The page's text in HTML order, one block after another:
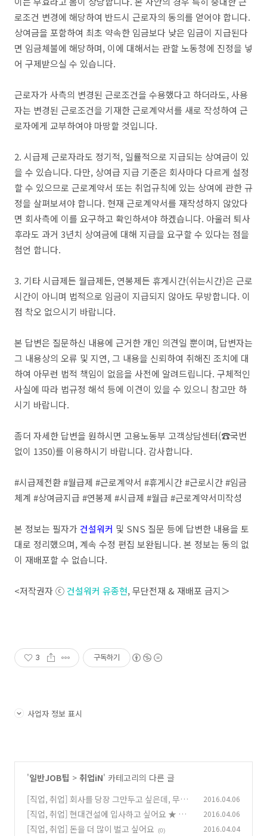
로조건 변경에 해당하여 반드시 근로자의 동의를 얻어야 합니다.
상여금을 포함하여 최초 약속한 임금보다 낮은 임금이 지급된다
면 임금체불에 해당하며, 이에 대해서는 관할 노동청에 진정을 넣
어 구제받으실 수 있습니다.
근로자가 사측의 변경된 근로조건을 수용했다고 하더라도, 사용
자는 변경된 근로조건을 기재한 근로계약서를 새로 작성하여 근
로자에게 교부하여야 마땅할 것입니다.
2. 시급제 근로자라도 정기적, 일률적으로 지급되는 상여금이 있
을 수 있습니다. 다만, 상여급 지급 기준은 회사마다 다르게 설정
할 수 있으므로 근로계약서 또는 취업규칙에 있는 상여에 관한 규
정을 살펴보셔야 합니다. 현재 근로계약서를 재작성하지 않았다
면 회사측에 이를 요구하고 확인하셔야 하겠습니다. 아울러 퇴사
후라도 과거 3년치 상여금에 대해 지급을 요구할 수 있다는 점을
첨언 합니다.
3. 기타 시급제든 월급제든, 연봉제든 휴게시간(쉬는시간)은 근로
시간이 아니며 법적으로 임금이 지급되지 않아도 무방합니다. 이
점 착오 없으시기 바랍니다.
본 답변은 질문하신 내용에 근거한 개인 의견일 뿐이며, 답변자는
그 내용상의 오류 및 지연, 그 내용을 신뢰하여 취해진 조치에 대
하여 아무런 법적 책임이 없음을 사전에 알려드립니다. 구체적인
사실에 따라 법규정 해석 등에 이견이 있을 수 있으니 참고만 하
시기 바랍니다.
좀더 자세한 답변을 원하시면 고용노동부 고객상담센터(☎국번
없이 1350)를 이용하시기 바랍니다. 감사합니다.
#시급제전환 #월급제 #근로계약서 #휴게시간 #근로시간 #임금
체계 #상여금지급 #연봉제 #시급제 #월급 #근로계약서미작성
본 정보는 필자가건설워커 및 SNS 질문 등에 답변한 내용을 토
대로 정리했으며, 계속 수정 편집 보완됩니다. 본 정보는 동의 없
이 재배포할 수 없습니다.
<저작권자 ⓒ건설워커 유종현, 무단전재 & 재배포 금지＞
3 구독하기
사업자 정보 표시
'일반JOB팁 > 취업iN' 카테고리의 다른 글
[직업, 취업] 회사를 당장 그만두고 싶은데, 무단
퇴사라고 협박할까봐 겁나요
(0)
2016.04.06
[직업, 취업] 현대건설에 입사하고 싶어요 ★ 건
설취업준비
(0)
2016.04.06
[직업, 취업] 돈을 더 많이 벌고 싶어요 (0) 2016.04.04